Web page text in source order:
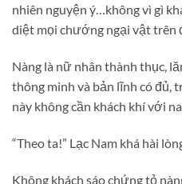
nhiên nguyện ý…không vì gì
diệt mọi chướng ngại vật trên
Nàng là nữ nhân thành thục,
thông minh và bản lĩnh có
này không cần khách khí với
“Theo ta!” Lạc Nam khá hài
Không khách sáo chứng tỏ